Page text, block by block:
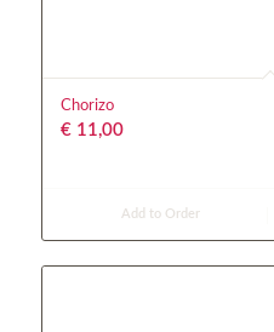
Chorizo
€11,00
Add to Order